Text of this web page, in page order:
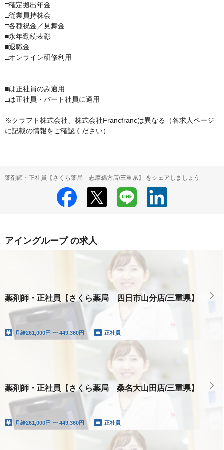
□確定拠出年金
□従業員持株会
□各種祝金／見舞金
■永年勤続表彰
■退職金
□オンライン研修利用
■は正社員のみ適用
□は正社員・パート社員に適用
※クラフト株式会社、株式会社Francfrancは異なる（各求人ページ
に記載の情報をご確認ください）
薬剤師・正社員【さくら薬局 志摩鵜方店/三重県】 をシェアしましょう
アイングループ の求人
薬剤師・正社員【さくら薬局 四日市山分店/三重県】
月給261,000円 〜 449,360円 正社員
薬剤師・正社員【さくら薬局 桑名大山田店/三重県】
月給261,000円 〜 449,360円 正社員